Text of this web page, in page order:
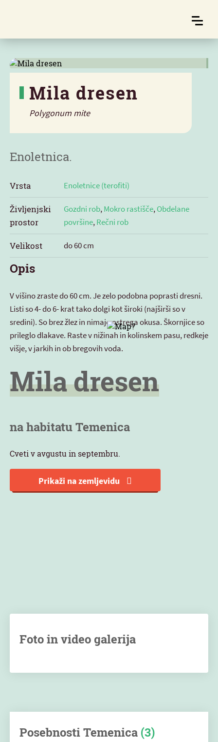
Mila dresen
Polygonum mite
Enoletnica.
Vrsta Enoletnice (terofiti)
Življenjski
prostor
Gozdni rob,Mokro rastišče,Obdelane
površine,Rečni rob
Velikost do 60 cm
Opis
V višino zraste do 60 cm. Je zelo podobna poprasti dresni.
Listi so 4- do 6- krat tako dolgi kot široki (najširši so v
sredini). So brez žlez in nimajo ostrega okusa. Škornjice so
prileglo dlakave. Raste v nižinah in kolinskem pasu, redkeje
višje, v jarkih in ob bregovih voda.
Mila dresen
na habitatu Temenica
Cveti v avgustu in septembru.
Prikaži na zemljevidu
Foto in video galerija
Posebnosti Temenica (3)